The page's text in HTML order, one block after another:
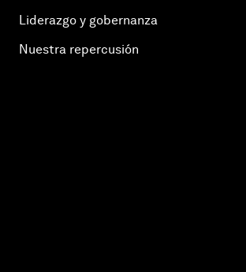
Liderazgo y gobernanza
Nuestra repercusión